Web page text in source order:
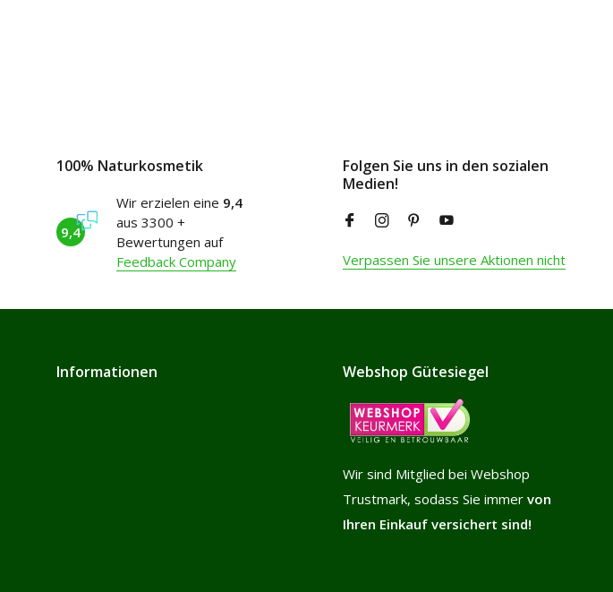
100% Naturkosmetik
9,4
Wir erzielen eine 9,4
aus 3300 +
Bewertungen auf
Feedback Company
Folgen Sie uns in den sozialen
Medien!
Verpassen Sie unsere Aktionen nicht
Informationen Webshop Gütesiegel
Wir sind Mitglied bei Webshop
Trustmark, sodass Sie immer von
Ihren Einkauf versichert sind!